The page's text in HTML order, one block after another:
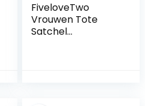
FiveloveTwo
Vrouwen Tote
Satchel